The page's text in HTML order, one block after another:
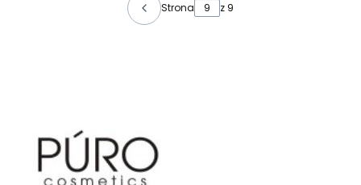
Strona z 9